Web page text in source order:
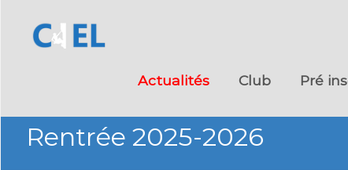
Actualités Club Pré
Rentrée 2025-2026